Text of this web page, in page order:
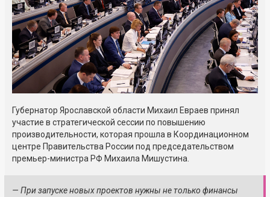
Губернатор Ярославской области Михаил Евраев принял
участие в стратегической сессии по повышению
производительности, которая прошла в Координационном
центре Правительства России под председательством
премьер-министра РФ Михаила Мишустина.
— При запуске новых проектов нужны не только финансы